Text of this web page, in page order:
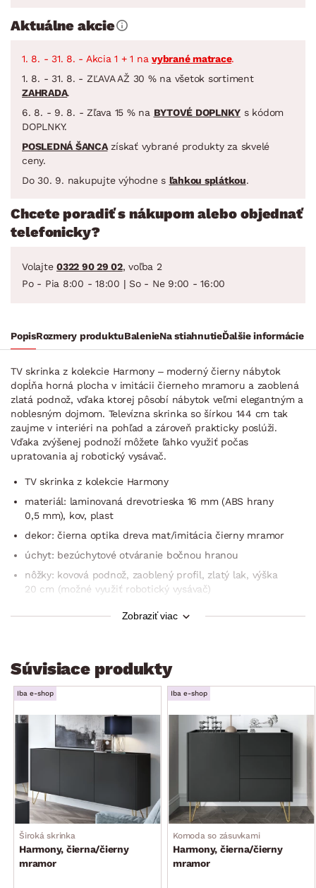
Aktuálne akcie
1. 8. - 31. 8. - Akcia 1 + 1 na vybrané matrace.
1. 8. - 31. 8. - ZĽAVA AŽ 30 % na všetok sortiment
ZAHRADA.
6. 8. - 9. 8. - Zľava 15 % na BYTOVÉ DOPLNKY s kódom
DOPLNKY.
POSLEDNÁ ŠANCAzískať vybrané produkty za skvelé
ceny.
Do 30. 9. nakupujte výhodne s ľahkou splátkou.
Chcete poradiť s nákupom alebo objednať
telefonicky?
Volajte 0322 90 29 02, voľba 2
Po - Pia 8:00 - 18:00 | So - Ne 9:00 - 16:00
PopisRozmery produktuBalenieNa stiahnutieĎalšie informácie
TV skrinka z kolekcie Harmony – moderný čierny nábytok
dopĺňa horná plocha v imitácii čierneho mramoru a zaoblená
zlatá podnož, vďaka ktorej pôsobí nábytok veľmi elegantným a
noblesným dojmom. Televízna skrinka so šírkou 144 cm tak
zaujme v interiéri na pohľad a zároveň prakticky poslúži.
Vďaka zvýšenej podnoží môžete ľahko využiť počas
upratovania aj robotický vysávač.
TV skrinka z kolekcie Harmony
materiál: laminovaná drevotrieska 16 mm (ABS hrany
0,5 mm), kov, plast
dekor: čierna optika dreva mat/imitácia čierny mramor
úchyt: bezúchytové otváranie bočnou hranou
nôžky: kovová podnož, zaoblený profil, zlatý lak, výška
20 cm (možné využiť robotický vysávač)
1× otvorená priehradka (šírka 46 cm, chrbtový otvor pre
1× zásuvka (kovové bočné pojazdy)
1× pravé dvere (otvorený úložný priestor)
stabilná
odporúčané ukotvenie k stene
dodávané v demonte
Zobraziť viac
Súvisiace produkty
Iba e-shop
Široká skrinka
Harmony, čierna/čierny
mramor
Iba e-shop
Komoda so zásuvkami
Harmony, čierna/čierny
mramor